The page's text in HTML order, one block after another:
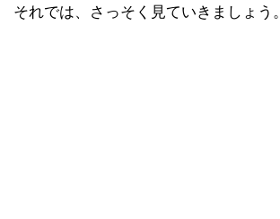
それでは、さっそく見ていきましょう。